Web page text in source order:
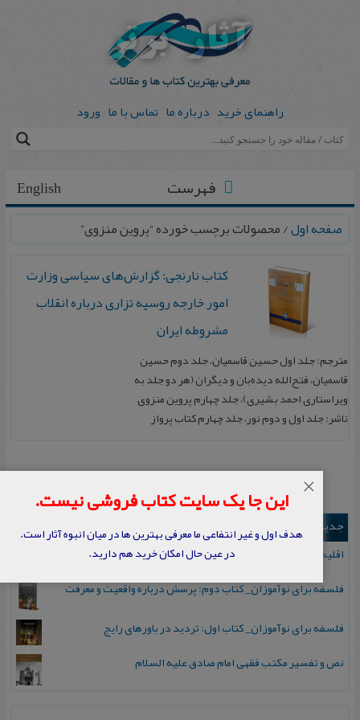
راهنمای خرید درباره ما تماس با ما ورود
English فهرست
صفحه اول/ محصولات برچسب خورده “پروین منزوی”
کتاب نارنجی: گزارش‌های سیاسی وزارت
امور خارجه روسیه تزاری درباره انقلاب
مشروطه ایران
مترجم: جلد اول حسین قاسمیان، جلد دوم حسین
قاسمیان، فتح‌الله دیده‌بان و دیگران (هر دو جلد به
ویراستاری احمد بشیری)، جلد چهارم پروین منزوی
ناشر: جلد اول و دوم نور، جلد چهارم کتاب پرواز
جدیدترین ها
اقلیم مورخان؛ مهارت‌های تاریخ ورزی علمی
فلسفه برای نوآموزان_ کتاب دوم: پرسش درباره واقعیت و معرفت
فلسفه برای نوآموزان_ کتاب اول: تردید در باورهای رایج
نص و تفسیر مکتب فقهی امام صادق علیه السلام
این جا یک سایت کتاب فروشی نیست.
هدف اول و غیر انتفاعی ما معرفی بهترین ها در میان انبوه آثار است.
در عین حال امکان خرید هم دارید.
×